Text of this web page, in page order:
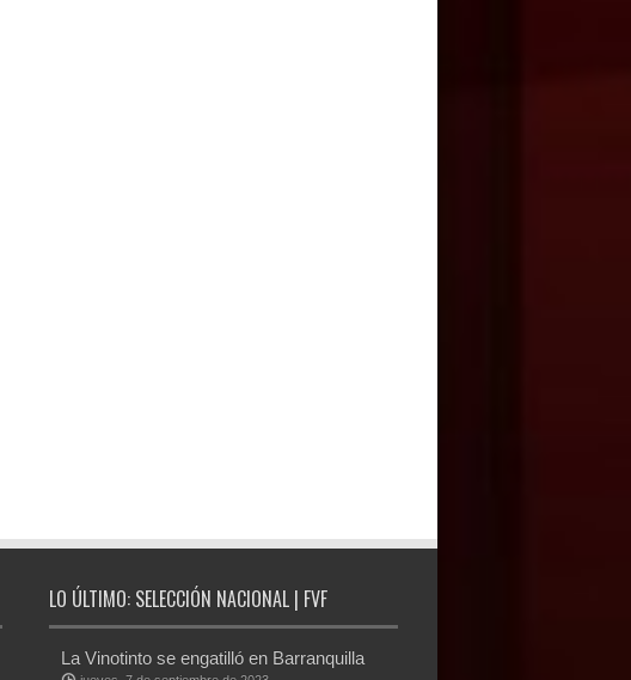
LO ÚLTIMO: SELECCIÓN NACIONAL | FVF
La Vinotinto se engatilló en Barranquilla